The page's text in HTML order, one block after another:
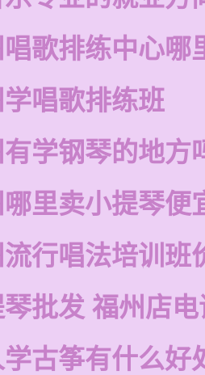
歌排练中心哪
唱歌排练班
学钢琴的地方
里卖小提琴便
行唱法培训班
批发 福州店
古筝有什么好